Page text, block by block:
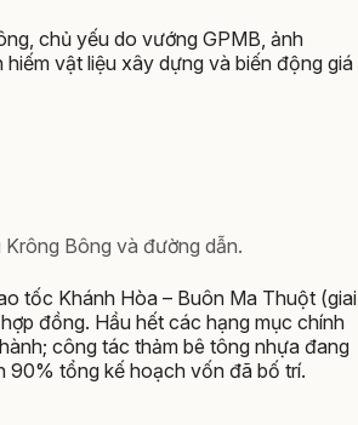
chủ yếu do vướng GPMB, ảnh
vật liệu xây dựng và biến động giá
Bông và đường dẫn.
tốc Khánh Hòa – Buôn Ma Thuột (giai
đồng. Hầu hết các hạng mục chính
công tác thảm bê tông nhựa đang
90% tổng kế hoạch vốn đã bố trí.